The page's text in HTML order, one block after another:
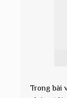
Trong bài